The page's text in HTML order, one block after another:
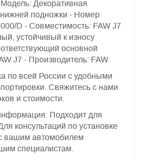
Декоративная
нижней подножки - Номер
D - Совместимость: FAW J7
устойчивый к износу
основной
J7 - Производитель: FAW
по всей России с удобными
Свяжитесь с нами
и стоимости.
Подходит для
консультаций по установке
вашим автомобилем
специалистам.